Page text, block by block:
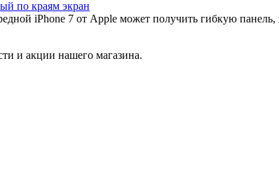
по краям экран
iPhone 7 от Apple может получить гибкую панель,
и акции нашего магазина.